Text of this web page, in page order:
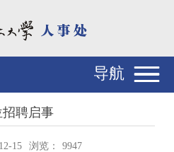
导航
招聘启事
15 浏览： 9947